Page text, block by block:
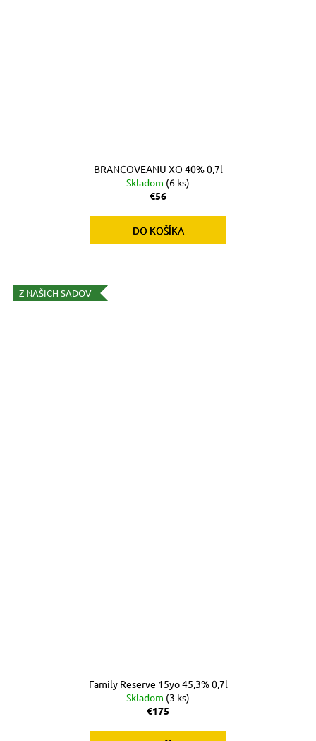
BRANCOVEANU XO 40% 0,7l
Skladom (6 ks)
€56
DO KOŠÍKA
Z NAŠICH SADOV
Family Reserve 15yo 45,3% 0,7l
Skladom (3 ks)
€175